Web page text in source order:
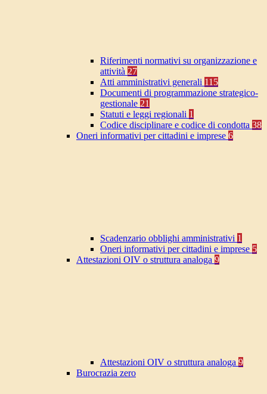
Riferimenti normativi su organizzazione e
attività 27
Atti amministrativi generali 115
Documenti di programmazione strategico-
gestionale 21
Statuti e leggi regionali 1
Codice disciplinare e codice di condotta 38
Oneri informativi per cittadini e imprese 6
Scadenzario obblighi amministrativi 1
Oneri informativi per cittadini e imprese 5
Attestazioni OIV o struttura analoga 9
Attestazioni OIV o struttura analoga 9
Burocrazia zero